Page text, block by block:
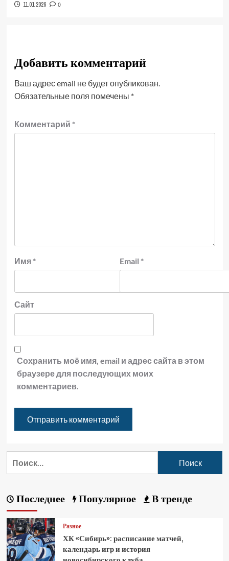
11.01.2026 0
Добавить комментарий
Ваш адрес email не будет опубликован.
Обязательные поля помечены *
Комментарий *
Имя * Email *
Сайт
Сохранить моё имя, email и адрес сайта в этом
браузере для последующих моих
комментариев.
Последнее Популярное В тренде
Разное
ХК «Сибирь»: расписание матчей,
календарь игр и история